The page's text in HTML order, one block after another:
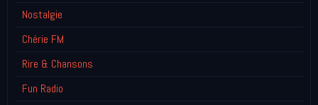
Nostalgie
Chérie FM
Rire & Chansons
Fun Radio